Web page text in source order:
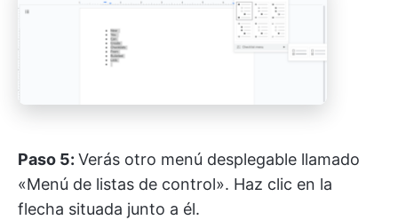
Paso 5: Verás otro menú desplegable llamado
«Menú de listas de control». Haz clic en la
flecha situada junto a él.